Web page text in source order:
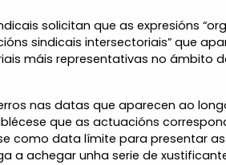
solicitan que as expresións
sindicais intersectoriais” que
máis representativas no ámbito
nas datas que aparecen ao
que as actuacións
como data límite para presentar
a achegar unha serie de